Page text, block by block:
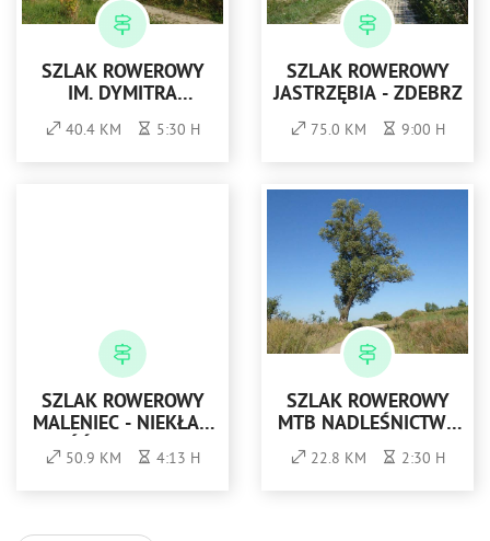
SZLAK ROWEROWY
IM. DYMITRA
GORAJSKIEGO
40.4 KM 5:30 H
SZLAK ROWEROWY
JASTRZĘBIA - ZDEBRZ
75.0 KM 9:00 H
SZLAK ROWEROWY
MALENIEC - NIEKŁAŃ
(CZĘŚĆ NIEBIESKIEGO
SZLAKU
50.9 KM 4:13 H
SZLAK ROWEROWY
MTB NADLEŚNICTWA
ELBLĄG (KOLOR
ZIELONY)
22.8 KM 2:30 H